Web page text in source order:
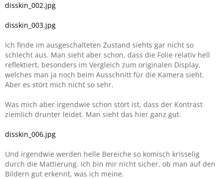
disskin_002.jpg
disskin_003.jpg
Ich finde im ausgeschalteten Zustand siehts gar nicht so
schlecht aus. Man sieht aber schon, dass die Folie relativ hell
reflektiert, besonders im Vergleich zum originalen Display,
welches man ja noch beim Ausschnitt für die Kamera sieht.
Aber es stört mich nicht so sehr.
Was mich aber irgendwie schon stört ist, dass der Kontrast
ziemlich drunter leidet. Man sieht das hier ganz gut.
disskin_006.jpg
Und irgendwie werden helle Bereiche so komisch krisselig
durch die Mattierung. Ich bin mir nicht sicher, ob man auf den
Bildern gut erkennt, was ich meine.